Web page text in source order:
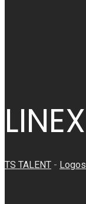
LINEX
TS TALENT - Logos